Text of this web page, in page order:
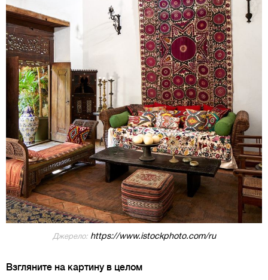
Джерело:https://www.istockphoto.com/ru
Взгляните на картину в целом